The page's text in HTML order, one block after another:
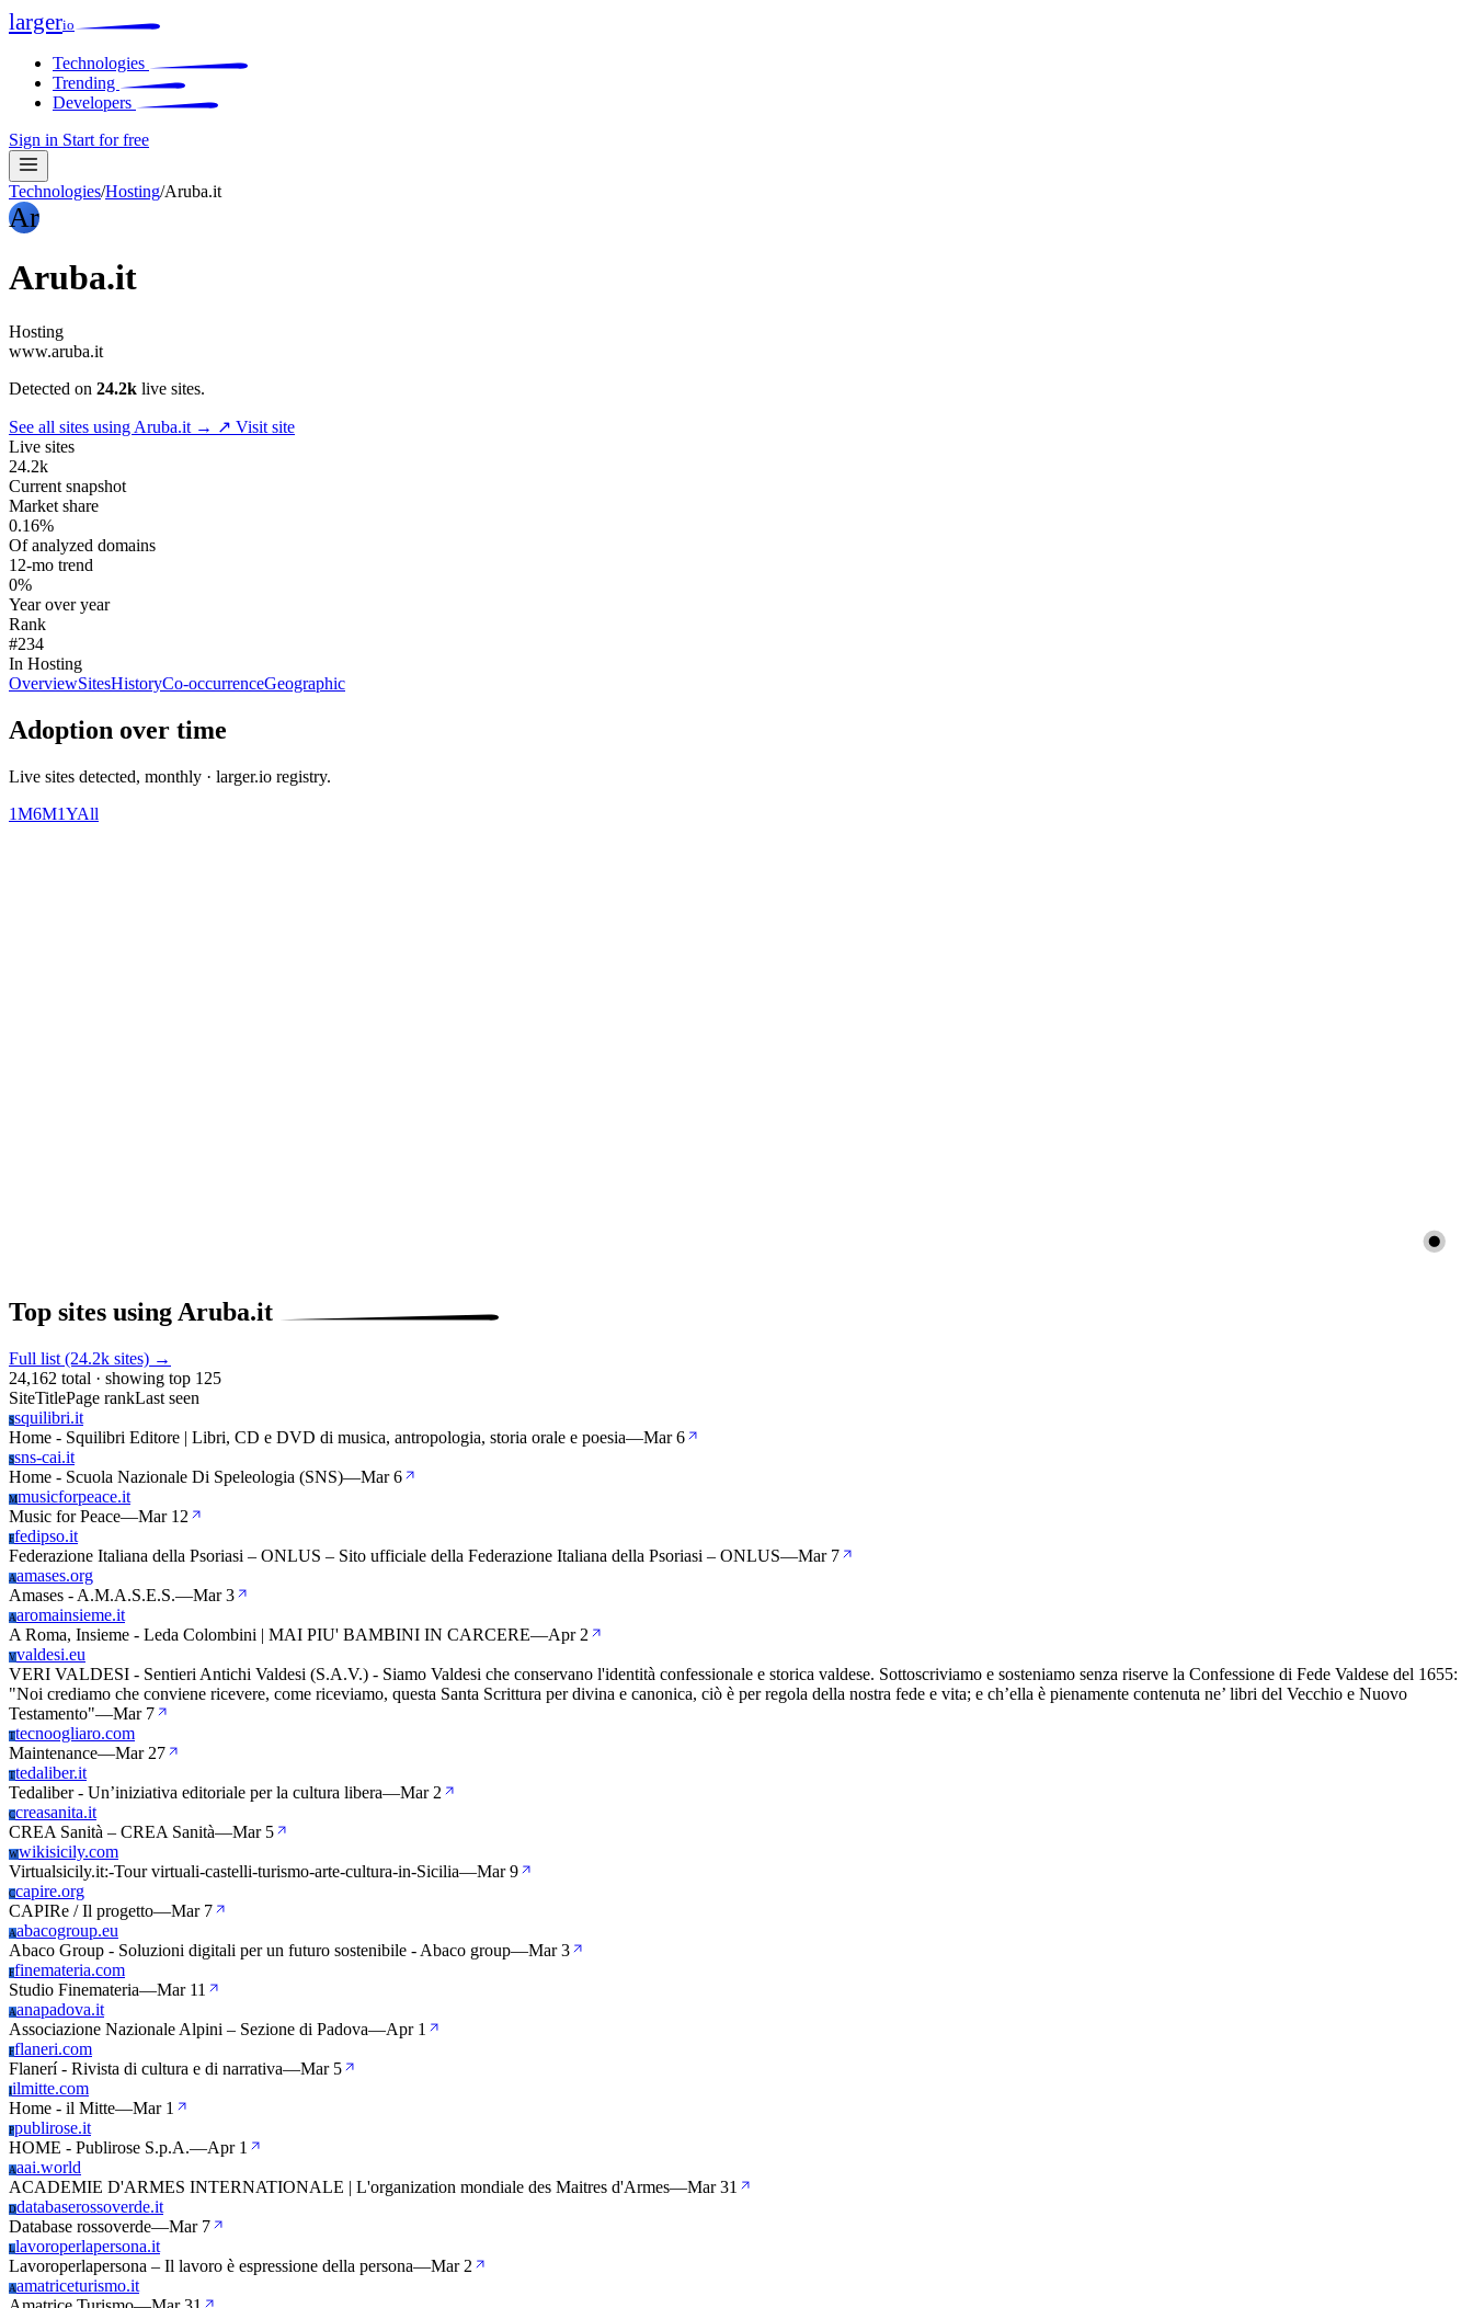
largerio
Technologies
Trending
Developers
Sign in Start for free
Technologies/Hosting/Aruba.it
Ar
Aruba.it
Hosting
www.aruba.it
Detected on 24.2k live sites.
See all sites using Aruba.it → ↗ Visit site
Live sites
24.2k
Current snapshot
Market share
0.16%
Of analyzed domains
12-mo trend
0%
Year over year
Rank
#234
In Hosting
OverviewSitesHistoryCo-occurrenceGeographic
Adoption over time
Live sites detected, monthly · larger.io registry.
1M6M1YAll
Top sites using Aruba.it
Full list (24.2k sites) →
24,162 total · showing top 125
SiteTitlePage rankLast seen
Ssquilibri.it
Home - Squilibri Editore | Libri, CD e DVD di musica, antropologia, storia orale e poesia—Mar 6
Ssns-cai.it
Home - Scuola Nazionale Di Speleologia (SNS)—Mar 6
Mmusicforpeace.it
Music for Peace—Mar 12
Ffedipso.it
Federazione Italiana della Psoriasi – ONLUS – Sito ufficiale della Federazione Italiana della Psoriasi – ONLUS—Mar 7
Aamases.org
Amases - A.M.A.S.E.S.—Mar 3
Aaromainsieme.it
A Roma, Insieme - Leda Colombini | MAI PIU' BAMBINI IN CARCERE—Apr 2
Vvaldesi.eu
VERI VALDESI - Sentieri Antichi Valdesi (S.A.V.) - Siamo Valdesi che conservano l'identità confessionale e storica valdese. Sottoscriviamo e sosteniamo senza riserve la Confessione di Fede Valdese del 1655:
"Noi crediamo che conviene ricevere, come riceviamo, questa Santa Scrittura per divina e canonica, ciò è per regola della nostra fede e vita; e ch’ella è pienamente contenuta ne’ libri del Vecchio e Nuovo
Testamento"—Mar 7
Ttecnoogliaro.com
Maintenance—Mar 27
Ttedaliber.it
Tedaliber - Un’iniziativa editoriale per la cultura libera—Mar 2
Ccreasanita.it
CREA Sanità – CREA Sanità—Mar 5
Wwikisicily.com
Virtualsicily.it:-Tour virtuali-castelli-turismo-arte-cultura-in-Sicilia—Mar 9
Ccapire.org
CAPIRe / Il progetto—Mar 7
Aabacogroup.eu
Abaco Group - Soluzioni digitali per un futuro sostenibile - Abaco group—Mar 3
Ffinemateria.com
Studio Finemateria—Mar 11
Aanapadova.it
Associazione Nazionale Alpini – Sezione di Padova—Apr 1
Fflaneri.com
Flanerí - Rivista di cultura e di narrativa—Mar 5
Iilmitte.com
Home - il Mitte—Mar 1
Ppublirose.it
HOME - Publirose S.p.A.—Apr 1
Aaai.world
ACADEMIE D'ARMES INTERNATIONALE | L'organization mondiale des Maitres d'Armes—Mar 31
Ddatabaserossoverde.it
Database rossoverde—Mar 7
Llavoroperlapersona.it
Lavoroperlapersona – Il lavoro è espressione della persona—Mar 2
Aamatriceturismo.it